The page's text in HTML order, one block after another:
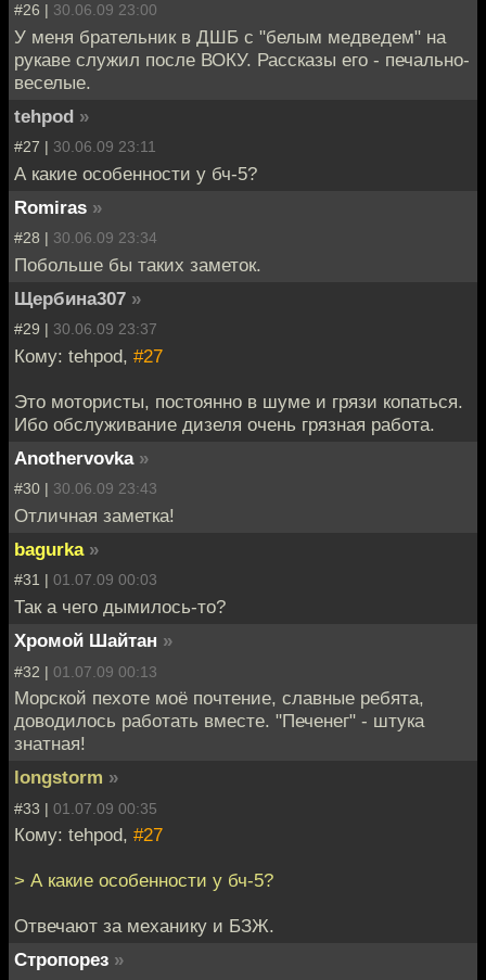
#26 | 30.06.09 23:00
У меня брательник в ДШБ с "белым медведем" на
рукаве служил после ВОКУ. Рассказы его - печально-
веселые.
tehpod »
#27 | 30.06.09 23:11
А какие особенности у бч-5?
Romiras »
#28 | 30.06.09 23:34
Побольше бы таких заметок.
Щербина307 »
#29 | 30.06.09 23:37
Кому: tehpod, #27
Это мотористы, постоянно в шуме и грязи копаться.
Ибо обслуживание дизеля очень грязная работа.
Anothervovka »
#30 | 30.06.09 23:43
Отличная заметка!
bagurka »
#31 | 01.07.09 00:03
Так а чего дымилось-то?
Хромой Шайтан »
#32 | 01.07.09 00:13
Морской пехоте моё почтение, славные ребята,
доводилось работать вместе. "Печенег" - штука
знатная!
longstorm »
#33 | 01.07.09 00:35
Кому: tehpod, #27
> А какие особенности у бч-5?
Отвечают за механику и БЗЖ.
Стропорез »